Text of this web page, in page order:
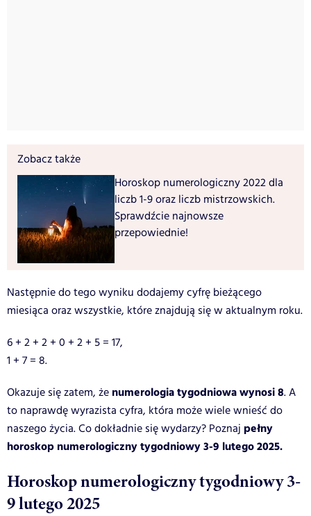
Zobacz także
Horoskop numerologiczny 2022 dla
liczb 1-9 oraz liczb mistrzowskich.
Sprawdźcie najnowsze
przepowiednie!
Następnie do tego wyniku dodajemy cyfrę bieżącego
miesiąca oraz wszystkie, które znajdują się w aktualnym roku.
6 + 2 + 2 + 0 + 2 + 5 = 17,
1 + 7 = 8.
Okazuje się zatem, że numerologia tygodniowa wynosi 8. A
to naprawdę wyrazista cyfra, która może wiele wnieść do
naszego życia. Co dokładnie się wydarzy? Poznaj pełny
horoskop numerologiczny tygodniowy 3-9 lutego 2025.
Horoskop numerologiczny tygodniowy 3-
9 lutego 2025